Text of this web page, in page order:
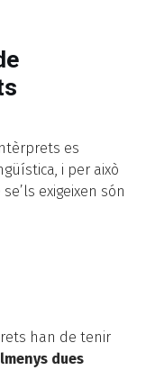
es
i per això
exigeixen són
han de tenir
dues